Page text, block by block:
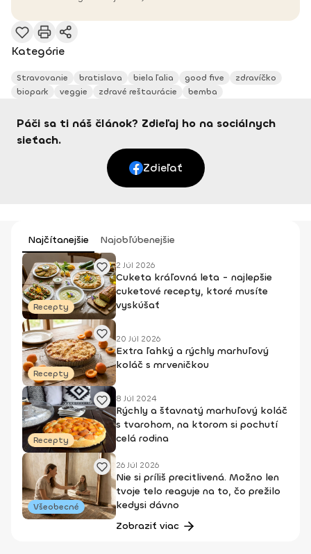
Kategórie
Stravovanie bratislava biela ľalia good five
zdravíčko
biopark
veggie zdravé reštaurácie bemba
Páči sa ti náš článok? Zdieľaj ho na sociálnych
sieťach.
Zdieľať
Najčítanejšie Najobľúbenejšie
Recepty
2 Júl 2026
Cuketa kráľovná leta - najlepšie
cuketové recepty, ktoré musíte
vyskúšať
Recepty
20 Júl 2026
Extra ľahký a rýchly marhuľový
koláč s mrveničkou
Recepty
8 Júl 2024
Rýchly a šťavnatý marhuľový koláč
s tvarohom, na ktorom si pochutí
celá rodina
Všeobecné
26 Júl 2026
Nie si príliš precitlivená. Možno len
tvoje telo reaguje na to, čo prežilo
kedysi dávno
Zobraziť viac